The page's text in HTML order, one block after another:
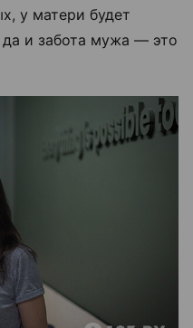
у матери будет
да и забота мужа — это